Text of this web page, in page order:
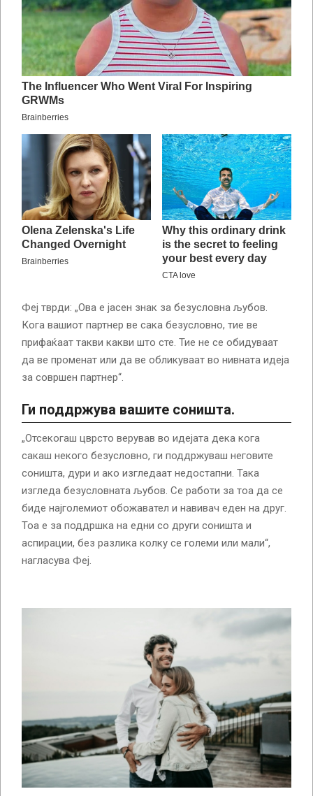
Феј тврди: „Ова е јасен знак за безусловна љубов.
Кога вашиот партнер ве сака безусловно, тие ве
прифаќаат такви какви што сте. Тие не се обидуваат
да ве променат или да ве обликуваат во нивната идеја
за совршен партнер“.
Ги поддржува вашите соништа.
„Отсекогаш цврсто верував во идејата дека кога
сакаш некого безусловно, ги поддржуваш неговите
соништа, дури и ако изгледаат недостапни. Така
изгледа безусловната љубов. Се работи за тоа да се
биде најголемиот обожавател и навивач еден на друг.
Тоа е за поддршка на едни со други соништа и
аспирации, без разлика колку се големи или мали“,
нагласува Феј.